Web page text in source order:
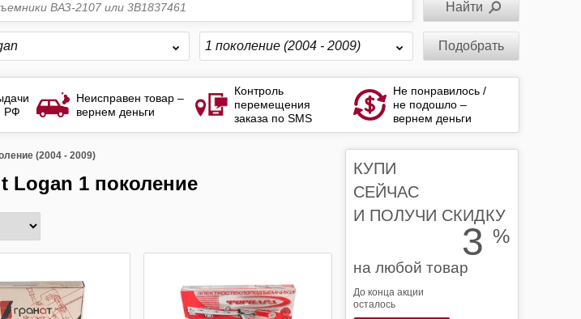
1 поколение (2004 - 2009) Подобрать
РФ
Неисправен товар –
вернем деньги
Контроль
перемещения
заказа по SMS
Не понравилось /
не подошло –
вернем деньги
(2004 - 2009)
Logan 1 поколение
КУПИ
СЕЙЧАС
И ПОЛУЧИ СКИДКУ
3 %
на любой товар
До конца акции
осталось